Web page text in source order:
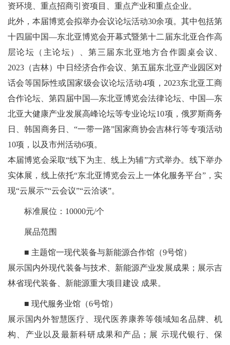
资环境、重点招商引资项目、重点产业和重点企业。
此外，本届博览会拟举办会议论坛活动30余项。其中包括第
十四届中国—东北亚博览会开幕式暨第十二届东北亚合作高
层论坛（主论坛）、第三届东北亚地方合作圆桌会议、
2023（吉林）中日经济合作会议、第五届东北亚产业园区对
话会等国际性或国家级会议论坛活动4项，2023东北亚工商
合作论坛、第四届中国—东北亚博览会法律论坛、中国—东
北亚大健康产业发展高峰论坛等专业论坛10项，俄罗斯商务
日、韩国商务日、“一带一路”国家商协会吉林行等专项活动
10项，以及市州活动6项。
本届博览会采取“线下为主、线上为辅”方式举办。线下举办
实体展，线上依托“东北亚博览会云上一体化服务平台”，实
现“云展示”“云会议”“云洽谈”。
标准展位：10000元/个
展品范围
■ 主题馆一现代装备与新能源合作馆（9号馆）
展示国内外现代装备与技术、新能源产业发展成果；展示吉
林省现代装备、新能源重大项目建设 成果。
■ 现代服务业馆（6号馆）
展示国内外智慧医疗、现代医养康养等领域知名品牌、机
构、产业以及最新科研成果和产品；展 示现代银行、保